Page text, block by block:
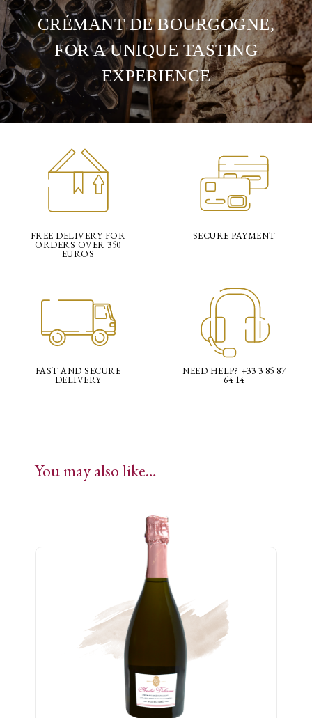
CRÉMANT DE BOURGOGNE,
FOR A UNIQUE TASTING
EXPERIENCE
FREE DELIVERY FOR
ORDERS OVER 350
EUROS
SECURE PAYMENT
FAST AND SECURE
DELIVERY
NEED HELP? +33 3 85 87
64 14
You may also like…